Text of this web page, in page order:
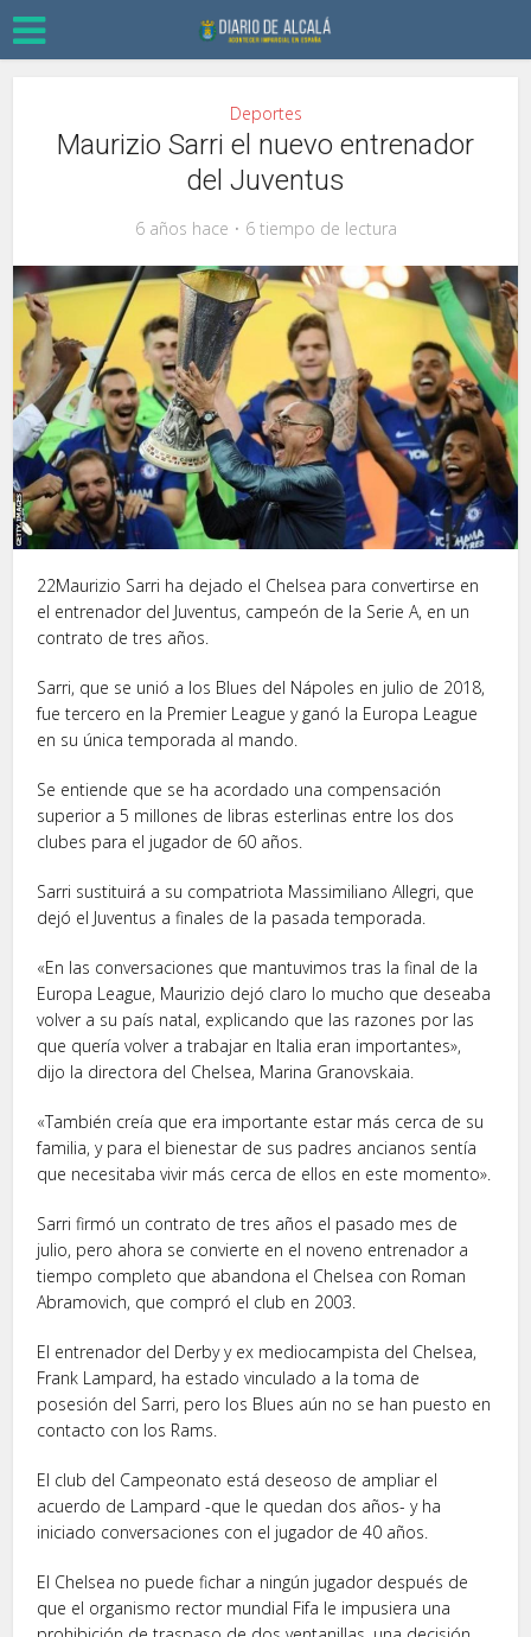
Deportes
Maurizio Sarri el nuevo entrenador
del Juventus
6 años hace 6 tiempo de lectura
22Maurizio Sarri ha dejado el Chelsea para convertirse en
el entrenador del Juventus, campeón de la Serie A, en un
contrato de tres años.
Sarri, que se unió a los Blues del Nápoles en julio de 2018,
fue tercero en la Premier League y ganó la Europa League
en su única temporada al mando.
Se entiende que se ha acordado una compensación
superior a 5 millones de libras esterlinas entre los dos
clubes para el jugador de 60 años.
Sarri sustituirá a su compatriota Massimiliano Allegri, que
dejó el Juventus a finales de la pasada temporada.
«En las conversaciones que mantuvimos tras la final de la
Europa League, Maurizio dejó claro lo mucho que deseaba
volver a su país natal, explicando que las razones por las
que quería volver a trabajar en Italia eran importantes»,
dijo la directora del Chelsea, Marina Granovskaia.
«También creía que era importante estar más cerca de su
familia, y para el bienestar de sus padres ancianos sentía
que necesitaba vivir más cerca de ellos en este momento».
Sarri firmó un contrato de tres años el pasado mes de
julio, pero ahora se convierte en el noveno entrenador a
tiempo completo que abandona el Chelsea con Roman
Abramovich, que compró el club en 2003.
El entrenador del Derby y ex mediocampista del Chelsea,
Frank Lampard, ha estado vinculado a la toma de
posesión del Sarri, pero los Blues aún no se han puesto en
contacto con los Rams.
El club del Campeonato está deseoso de ampliar el
acuerdo de Lampard -que le quedan dos años- y ha
iniciado conversaciones con el jugador de 40 años.
El Chelsea no puede fichar a ningún jugador después de
que el organismo rector mundial Fifa le impusiera una